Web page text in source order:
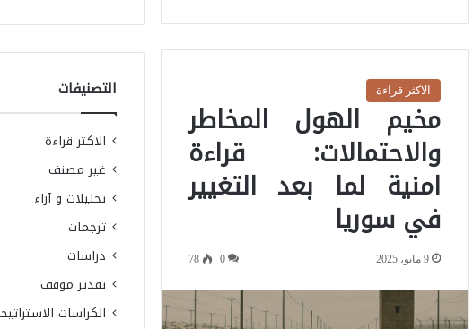
الاكثر قراءة
مخيم الهول المخاطر
والاحتمالات: قراءة
امنية لما بعد التغيير
في سوريا
9 مايو، 2025 0
78
التصنيفات
الاكثر قراءة
غير مصنف
تحليلات و آراء
ترجمات
دراسات
تقدير موقف
الكراسات